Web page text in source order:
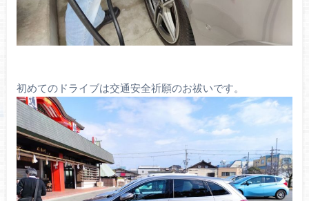
初めてのドライブは交通安全祈願のお祓いです。